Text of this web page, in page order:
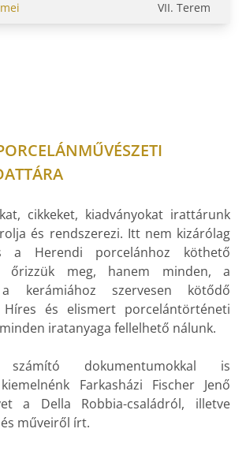
VII. Terem
cikkeket, kiadványokat irattárunk
és rendszerezi. Itt nem kizárólag
a Herendi porcelánhoz köthető
őrizzük meg, hanem minden, a
kerámiához szervesen kötődő
Híres és elismert porcelántörténeti
iratanyaga fellelhető nálunk.
számító dokumentumokkal is
Farkasházi Fischer Jenő
a Della Robbia-családról, illetve
műveiről írt.